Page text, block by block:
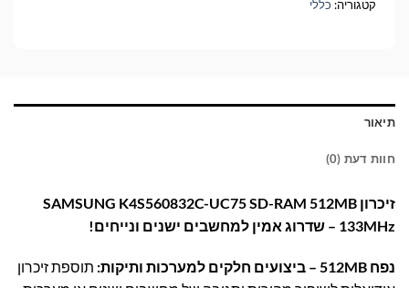
קטגוריה: כללי
תיאור
חוות דעת (0)
זיכרון SAMSUNG K4S560832C-UC75 SD-RAM 512MB
133MHz – שדרוג אמין למחשבים ישנים ונייחים!
נפח 512MB – ביצועים חלקים למערכות ותיקות:
תוספת זיכרון